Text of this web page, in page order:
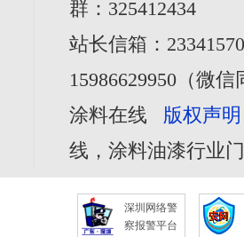
群：325412434
站长信箱：
15986629950（微信
涂料在线 版权声明
线，涂料油漆行业
深圳网络警
察报警平台